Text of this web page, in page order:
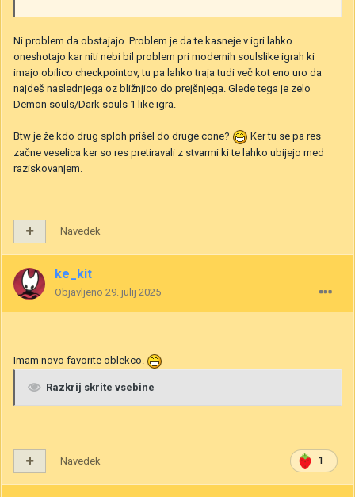
Ni problem da obstajajo. Problem je da te kasneje v igri lahko
oneshotajo kar niti nebi bil problem pri modernih soulslike igrah ki
imajo obilico checkpointov, tu pa lahko traja tudi več kot eno uro da
najdeš naslednjega oz bližnjico do prejšnjega. Glede tega je zelo
Demon souls/Dark souls 1 like igra.
Btw je že kdo drug sploh prišel do druge cone?
Ker tu se pa res
začne veselica ker so res pretiravali z stvarmi ki te lahko ubijejo med
raziskovanjem.
Navedek
ke_kit
Objavljeno 29. julij 2025
Imam novo favorite oblekco.
Razkrij skrite vsebine
1
Navedek